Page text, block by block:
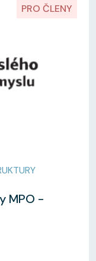
PRO ČLENY
MPO -